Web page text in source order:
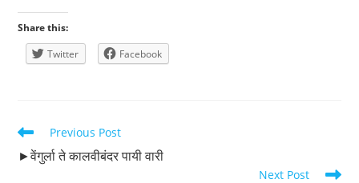
Share this:
Twitter
Facebook
Read
more
articles
Previous Post
►वेंगुर्ला ते कालवीबंदर पायी वारी
Next Post